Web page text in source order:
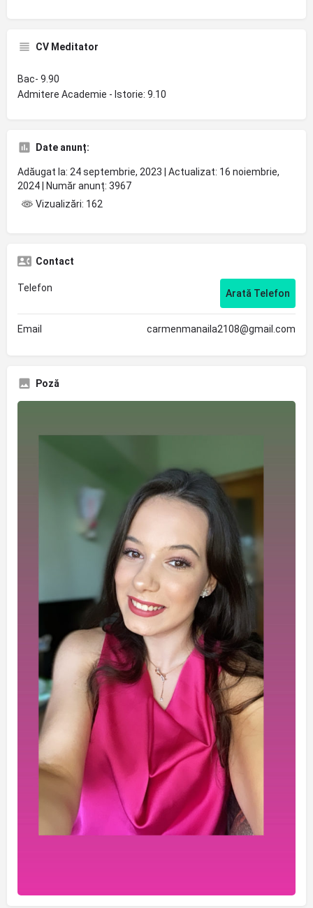
CV Meditator
Bac- 9.90
Admitere Academie - Istorie: 9.10
Date anunț:
Adăugat la: 24 septembrie, 2023 | Actualizat: 16 noiembrie,
2024 | Număr anunț: 3967
Vizualizări: 162
Contact
Telefon Arată Telefon
Email carmenmanaila2108@gmail.com
Poză